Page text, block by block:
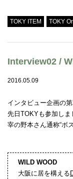
TOKY ITEM TOKY
Interview02 /
2016.05.09
インタビュー企画の第
先日TOKYも参加し
宰の野本さん通称“ボ
WILD WOOD
大阪に居を構える